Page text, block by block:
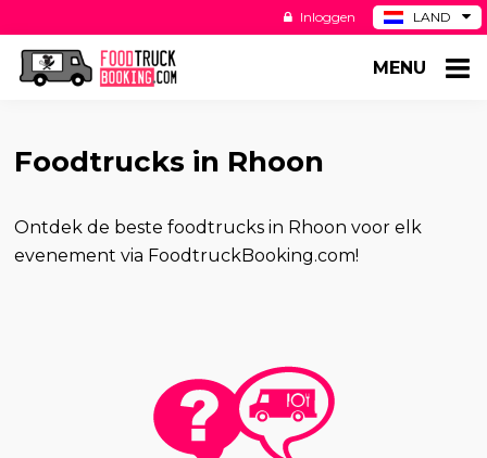
LAND
DE
Inloggen
MENU
Foodtrucks in Rhoon
Ontdek de beste foodtrucks in Rhoon voor elk
evenement via FoodtruckBooking.com!